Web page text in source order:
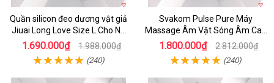
Quần silicon đeo dương vật giả
Jiuai Long Love Size L Cho Nữ
Đồng Tính
1.690.000₫ 1.988.000₫
(240)
Svakom Pulse Pure Máy
Massage Âm Vật Sóng Âm Cao
Cấp Điều Khiển App Đỉnh
1.800.000₫ 2.812.000₫
(240)